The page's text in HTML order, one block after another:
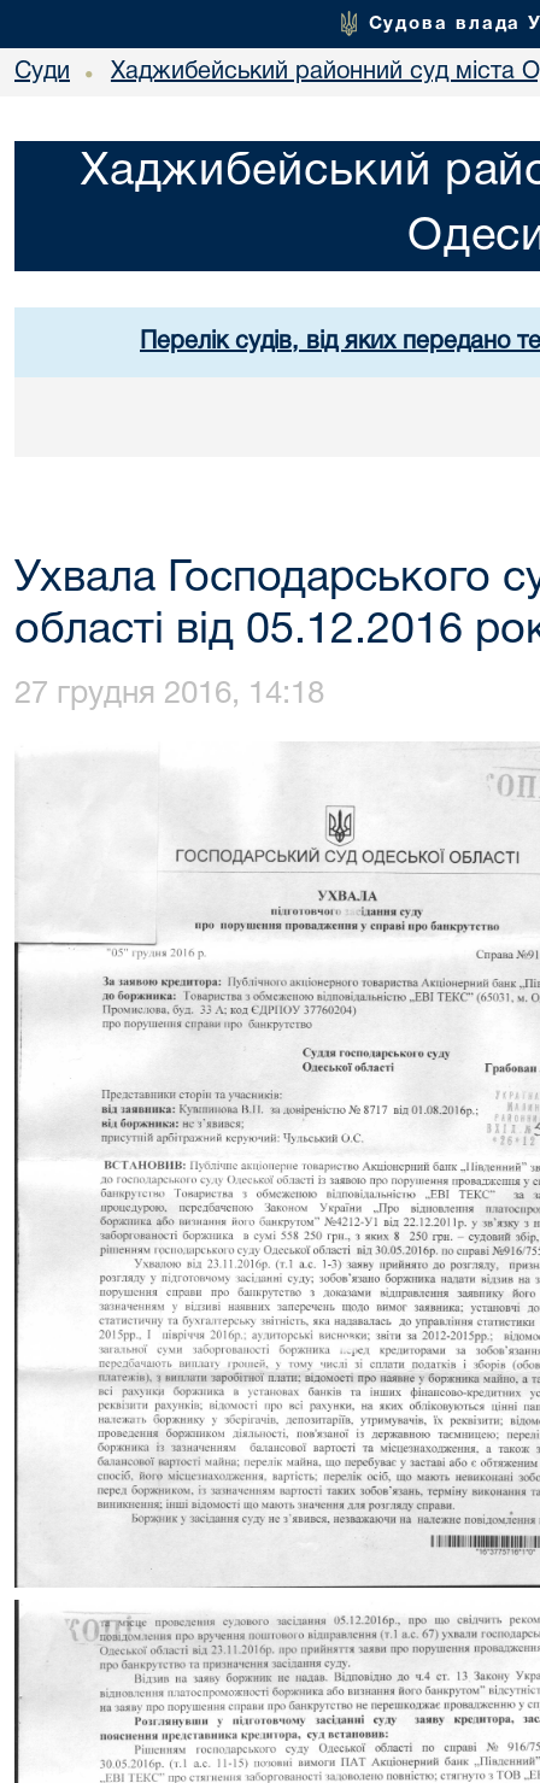
Судова влада
Суди • Хаджибейський районний суд міста
Хаджибейський
Перелік судів, від яких передано
Ухвала Господарського
області від 05.12.2016
27 грудня 2016, 14:18